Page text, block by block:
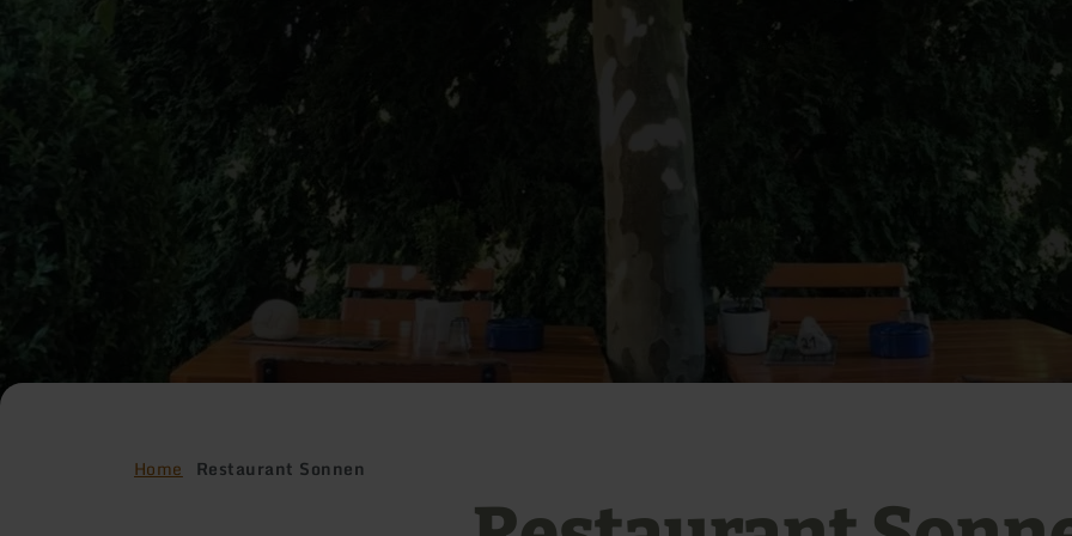
Home Restaurant Sonnen